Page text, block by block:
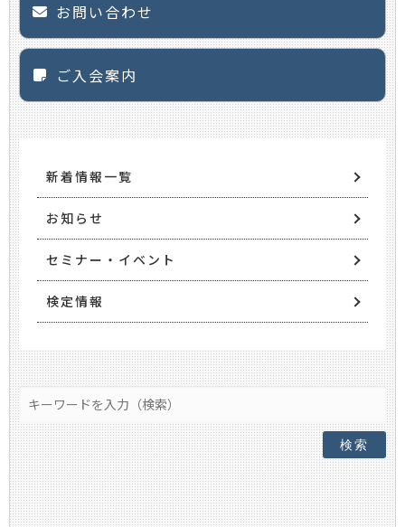
お問い合わせ
ご入会案内
新着情報一覧
お知らせ
セミナー・イベント
検定情報
検索